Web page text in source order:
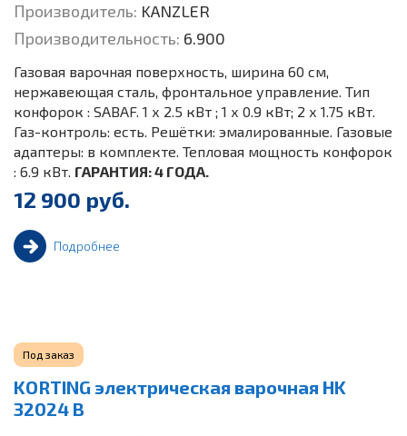
Производитель: KANZLER
Производительность: 6.900
Газовая варочная поверхность, ширина 60 см,
нержавеющая сталь, фронтальное управление. Тип
конфорок : SABAF. 1 х 2.5 кВт ; 1 х 0.9 кВт; 2 х 1.75 кВт.
Газ-контроль: есть. Решётки: эмалированные. Газовые
адаптеры: в комплекте. Тепловая мощность конфорок
: 6.9 кВт. ГАРАНТИЯ: 4 ГОДА.
12 900 руб.
Подробнее
Под заказ
KORTING электрическая варочная HK
32024 B